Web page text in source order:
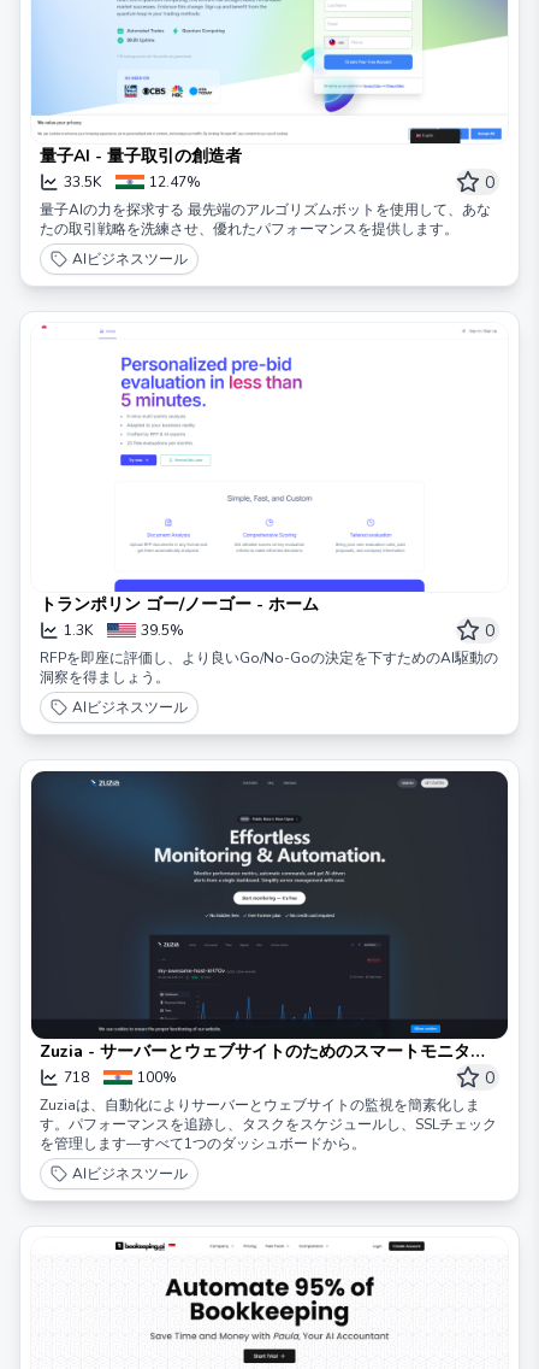
量子AI - 量子取引の創造者
33.5K 12.47% 0
量子AIの力を探求する 最先端のアルゴリズムボットを使用して、あな
たの取引戦略を洗練させ、優れたパフォーマンスを提供します。
AIビジネスツール
トランポリン ゴー/ノーゴー - ホーム
1.3K 39.5% 0
RFPを即座に評価し、より良いGo/No-Goの決定を下すためのAI駆動の
洞察を得ましょう。
AIビジネスツール
Zuzia - サーバーとウェブサイトのためのスマートモニタリ
ングと自動化
718 100% 0
Zuziaは、自動化によりサーバーとウェブサイトの監視を簡素化しま
す。パフォーマンスを追跡し、タスクをスケジュールし、SSLチェック
を管理します—すべて1つのダッシュボードから。
AIビジネスツール